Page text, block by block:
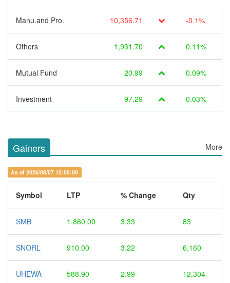
Manu.and Pro. 10,356.71 -0.1%
Others 1,931.70 0.11%
Mutual Fund 20.99 0.09%
Investment 97.29 0.03%
Gainers More
As of 2026/08/07 12:00:00
Symbol LTP % Change Qty
SMB 1,860.00 3.33 83
SNORL 910.00 3.22 6,160
UHEWA 588.90 2.99 12,304